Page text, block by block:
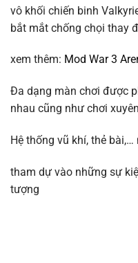
vô khối chiến binh
bắt mắt chống chọi thay
xem thêm: Mod War 3
Đa dạng màn chơi được
nhau cũng như chơi
Hệ thống vũ khí, thẻ
tham dự vào những sự
tượng